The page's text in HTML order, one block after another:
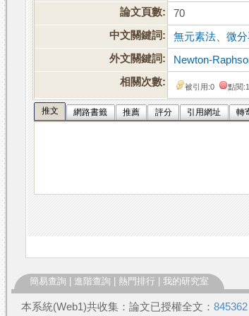
論文頁數:
70
中文關鍵詞:
無元素法 、微
外文關鍵詞:
Newton-
相關次數:
被引用:0 點閱
推文 網路書籤 推薦 評分 引用網址 轉
簡易查詢 進階查詢 熱門排行 我的研究室
本系統(Web1)共收集：論文已授權全文： 845362